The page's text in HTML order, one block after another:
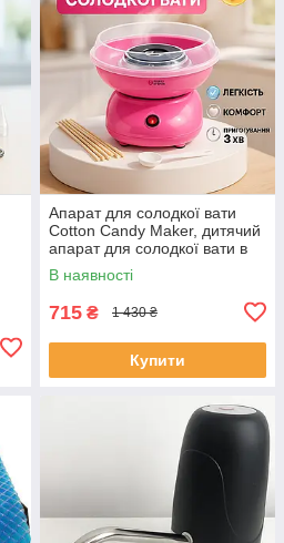
Апарат для солодкої вати
Cotton Candy Maker, дитячий
апарат для солодкої вати в
домашніх умовах OT-47
В наявності
715 ₴ 1 430 ₴
Купити